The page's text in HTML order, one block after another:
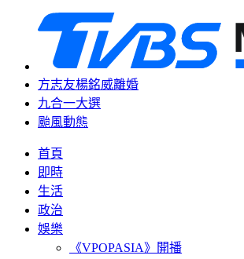
方志友楊銘威離婚
九合一大選
颱風動態
首頁
即時
生活
政治
娛樂
《VPOPASIA》開播